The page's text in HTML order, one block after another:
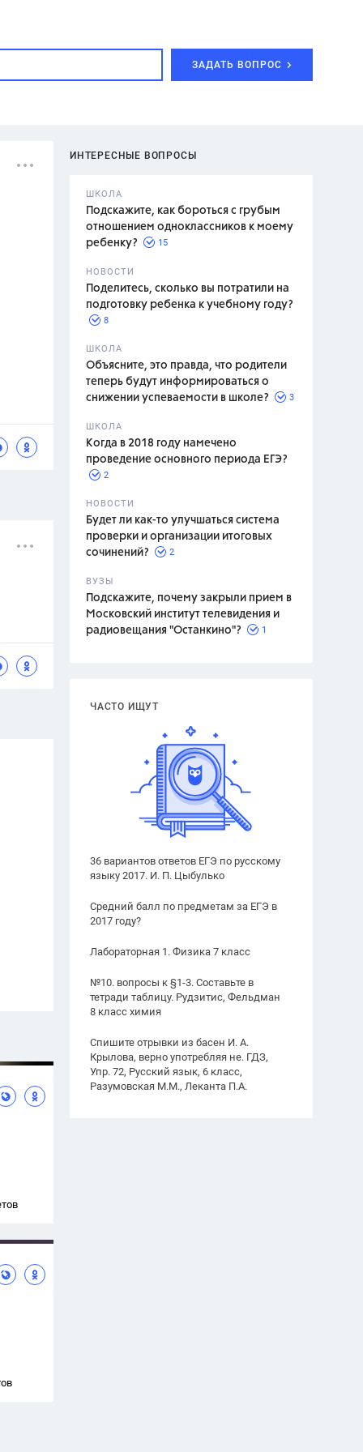
ЗАДАТЬ ВОПРОС
ИНТЕРЕСНЫЕ ВОПРОСЫ
ШКОЛА
Подскажите, как бороться с грубым
отношением одноклассников к моему
ребенку?
15
НОВОСТИ
Поделитесь, сколько вы потратили на
подготовку ребенка к учебному году?
8
ШКОЛА
Объясните, это правда, что родители
теперь будут информироваться о
снижении успеваемости в школе?
3
ШКОЛА
Когда в 2018 году намечено
проведение основного периода ЕГЭ?
2
НОВОСТИ
Будет ли как-то улучшаться система
проверки и организации итоговых
сочинений?
2
ВУЗЫ
Подскажите, почему закрыли прием в
Московский институт телевидения и
радиовещания "Останкино"?
1
ЧАСТО ИЩУТ
36 вариантов ответов ЕГЭ по русскому
языку 2017. И. П. Цыбулько
Средний балл по предметам за ЕГЭ в
2017 году?
Лабораторная 1. Физика 7 класс
№10. вопросы к §1-3. Составьте в
тетради таблицу. Рудзитис, Фельдман
8 класс химия
Спишите отрывки из басен И. А.
Крылова, верно употребляя не. ГДЗ,
Упр. 72, Русский язык, 6 класс,
Разумовская М.М., Леканта П.А.